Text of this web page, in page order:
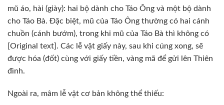
mũ áo, hài (giày): hai bộ dành cho Táo Ông và một bộ dành
cho Táo Bà. Đặc biệt, mũ của Táo Ông thường có hai cánh
chuồn (cánh bướm), trong khi mũ của Táo Bà thì không có
[Original text]. Các lễ vật giấy này, sau khi cúng xong, sẽ
được hóa (đốt) cùng với giấy tiền, vàng mã để gửi lên Thiên
đình.
Ngoài ra, mâm lễ vật cơ bản không thể thiếu: